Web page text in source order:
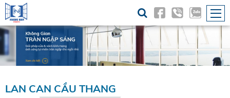
LAN CAN CẦU THANG